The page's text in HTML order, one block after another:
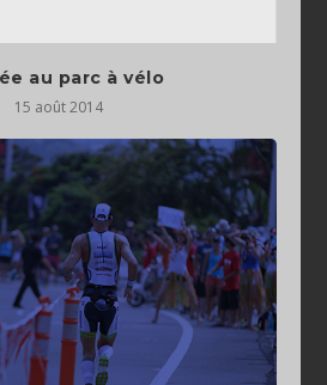
au parc à vélo
15 août 2014